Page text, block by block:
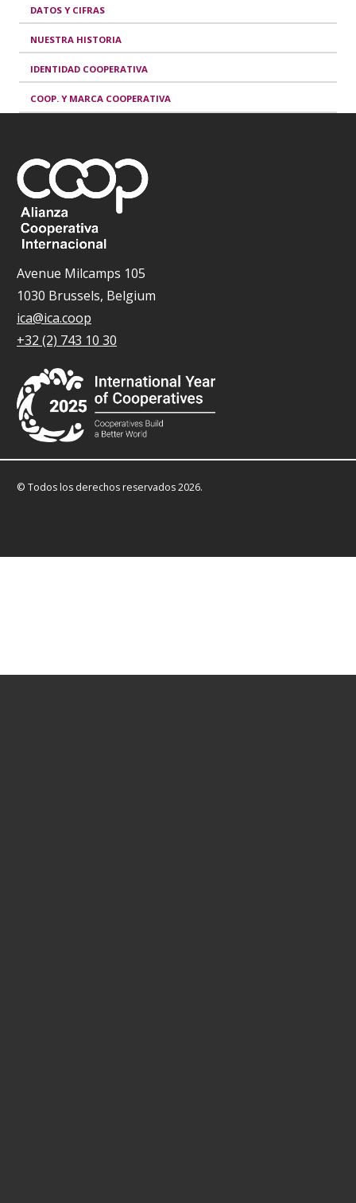
DATOS Y CIFRAS
NUESTRA HISTORIA
IDENTIDAD COOPERATIVA
COOP. Y MARCA COOPERATIVA
Avenue Milcamps 105
1030 Brussels, Belgium
ica@ica.coop
+32 (2) 743 10 30
© Todos los derechos reservados 2026.